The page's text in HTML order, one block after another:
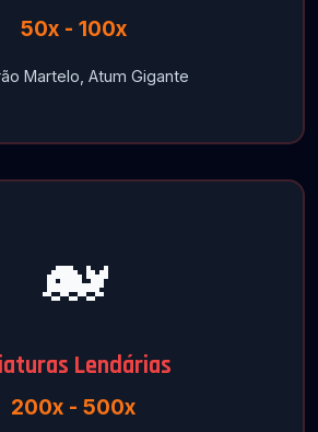
50x - 100x
Martelo, Atum Gigante
🐋
Lendárias
200x - 500x